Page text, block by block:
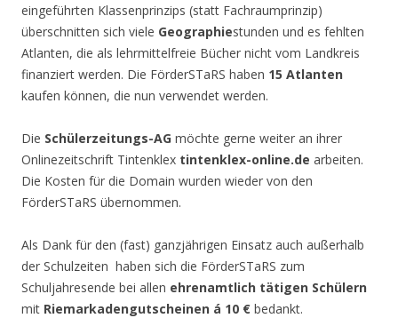
eingeführten Klassenprinzips (statt Fachraumprinzip)
überschnitten sich viele Geographiestunden und es fehlten
Atlanten, die als lehrmittelfreie Bücher nicht vom Landkreis
finanziert werden. Die FörderSTaRS haben 15 Atlanten
kaufen können, die nun verwendet werden.
Die Schülerzeitungs-AG möchte gerne weiter an ihrer
Onlinezeitschrift Tintenklex tintenklex-online.de arbeiten.
Die Kosten für die Domain wurden wieder von den
FörderSTaRS übernommen.
Als Dank für den (fast) ganzjährigen Einsatz auch außerhalb
der Schulzeiten haben sich die FörderSTaRS zum
Schuljahresende bei allen ehrenamtlich tätigen Schülern
mit Riemarkadengutscheinen á 10 € bedankt.